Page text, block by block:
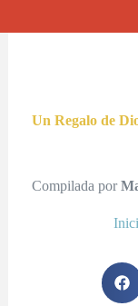
Un Regalo de
Compilada por